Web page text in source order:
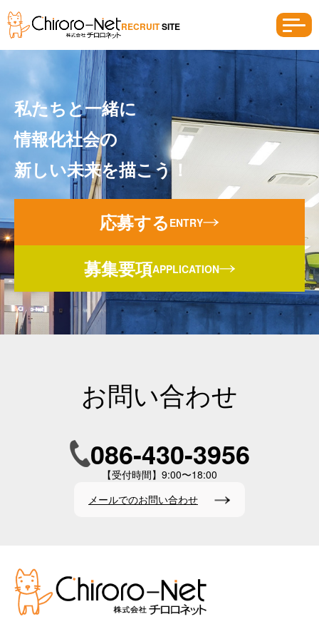
RECRUITSITE
募集要項APPLICATION
私たちと一緒に
情報化社会の
新しい未来を描こう！
応募する ENTRY
お問い合わせ
086-430-3956
【受付時間】9:00〜18:00
メールでのお問い合わせ